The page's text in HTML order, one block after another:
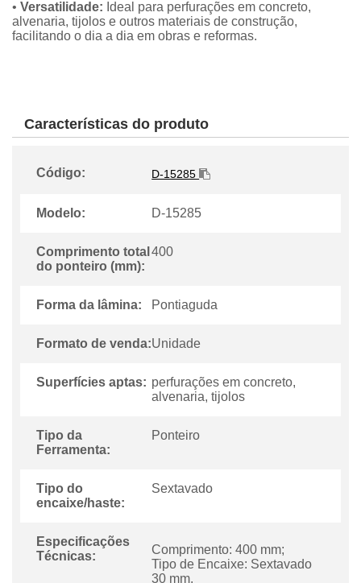
• Versatilidade: Ideal para perfurações em concreto,
alvenaria, tijolos e outros materiais de construção,
facilitando o dia a dia em obras e reformas.
Características do produto
Código: D-15285
Modelo: D-15285
Comprimento total
do ponteiro (mm):
400
Forma da lâmina: Pontiaguda
Formato de venda:Unidade
Superfícies aptas: perfurações em concreto,
alvenaria, tijolos
Tipo da
Ferramenta:
Ponteiro
Tipo do
encaixe/haste:
Sextavado
Especificações
Técnicas:
Comprimento: 400 mm;
Tipo de Encaixe: Sextavado
30 mm.